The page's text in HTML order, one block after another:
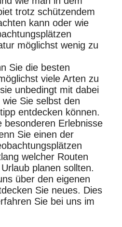
trotz schützendem
kann oder wie
möglichst wenig zu
Sie die besten
viele Arten zu
unbedingt mit dabei
Sie selbst den
entdecken können.
besonderen Erlebnisse
Sie einen der
welcher Routen
planen sollten.
über den eigenen
Sie neues. Dies
Sie bei uns im